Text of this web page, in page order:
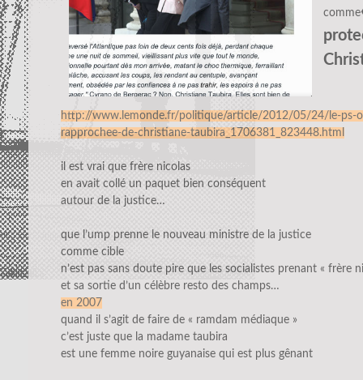
comme
http://www.lemonde.fr/politique/article/2012/05/24/le-ps-
rapprochee-de-christiane-taubira_1706381_823448.html
il est vrai que frère nicolas
en avait collé un paquet bien conséquent
autour de la justice…
que l’ump prenne le nouveau ministre de la justice
comme cible
n’est pas sans doute pire que les socialistes prenant « frère
et sa sortie d’un célèbre resto des champs…
en 2007
quand il s’agit de faire de « ramdam médiaque »
c’est juste que la madame taubira
est une femme noire guyanaise qui est plus gênant